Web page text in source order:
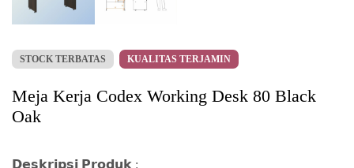
STOCK TERBATAS KUALITAS TERJAMIN
Meja Kerja Codex Working Desk 80 Black
Oak
𝗗𝗲𝘀𝗸𝗿𝗶𝗽𝘀𝗶 𝗣𝗿𝗼𝗱𝘂𝗸 :